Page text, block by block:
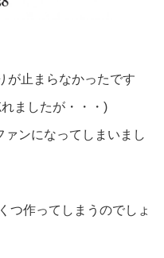
止まらなかったです
ましたが・・・)
ァンになってしまいまし
つ作ってしまうのでしょ